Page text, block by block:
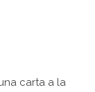
carta a la